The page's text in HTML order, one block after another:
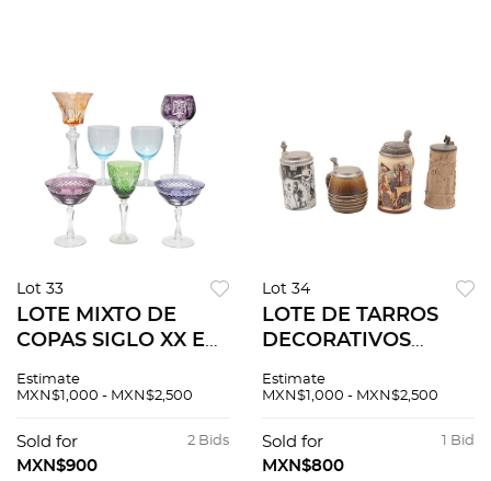
Lot 33
LOTE MIXTO DE
COPAS SIGLO XX En
colores Diferentes
facetada 7 piezas
Estimate
MXN$1,000 - MXN$2,500
2 Bids
Sold for
MXN$900
Lot 34
LOTE DE TARROS
DECORATIVOS
ORIGENES SIGLO XX.
policromada y metal
Diseños y medidas
Estimate
MXN$1,000 - MXN$2,500
1 Bid
Sold for
MXN$800